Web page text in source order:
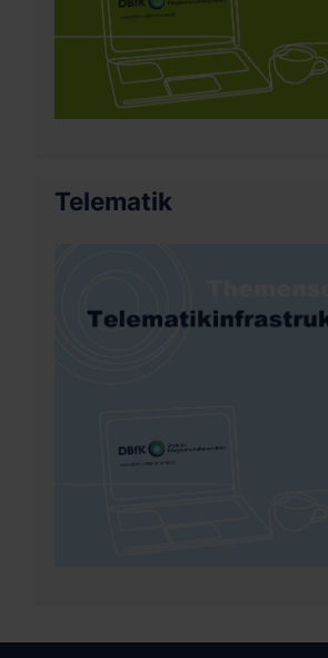
Telematik